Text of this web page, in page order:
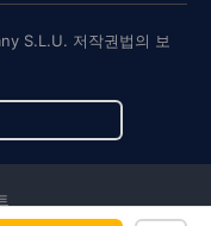
S.L.U. 저작권법의 보